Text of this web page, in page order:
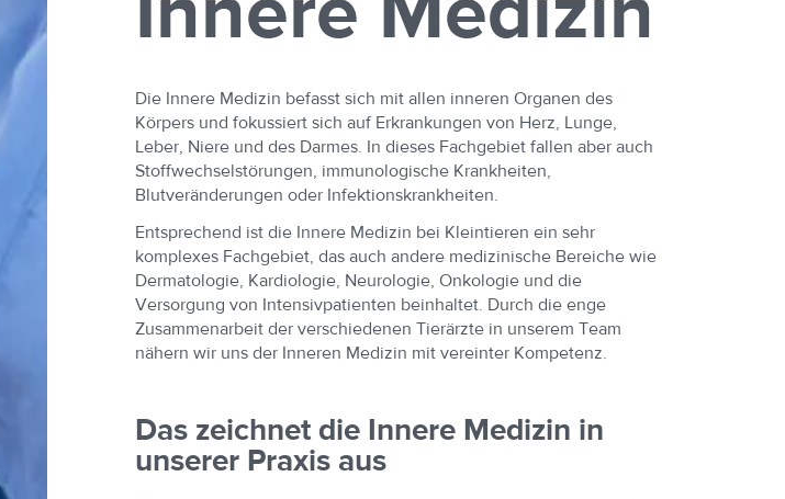
Weitere Leistungen
Die Innere Medizin befasst sich mit allen inneren Organen des
Körpers und fokussiert sich auf Erkrankungen von Herz, Lunge,
Leber, Niere und des Darmes. In dieses Fachgebiet fallen aber auch
Stoffwechselstörungen, immunologische Krankheiten,
Blutveränderungen oder Infektionskrankheiten.
Entsprechend ist die Innere Medizin bei Kleintieren ein sehr
komplexes Fachgebiet, das auch andere medizinische Bereiche wie
Dermatologie, Kardiologie, Neurologie, Onkologie und die
Versorgung von Intensivpatienten beinhaltet. Durch die enge
Zusammenarbeit der verschiedenen Tierärzte in unserem Team
nähern wir uns der Inneren Medizin mit vereinter Kompetenz.
Das zeichnet die Innere Medizin in
unserer Praxis aus